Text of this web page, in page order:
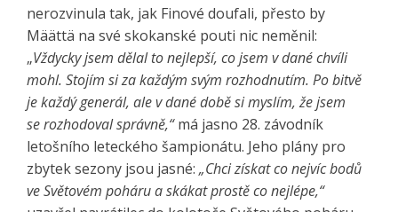
nerozvinula tak, jak Finové doufali, přesto by
Määttä na své skokanské pouti nic neměnil:
„Vždycky jsem dělal to nejlepší, co jsem v dané chvíli
mohl. Stojím si za každým svým rozhodnutím. Po bitvě
je každý generál, ale v dané době si myslím, že jsem
se rozhodoval správně,“má jasno 28. závodník
letošního leteckého šampionátu. Jeho plány pro
zbytek sezony jsou jasné: „Chci získat co nejvíc bodů
ve Světovém poháru a skákat prostě co nejlépe,“